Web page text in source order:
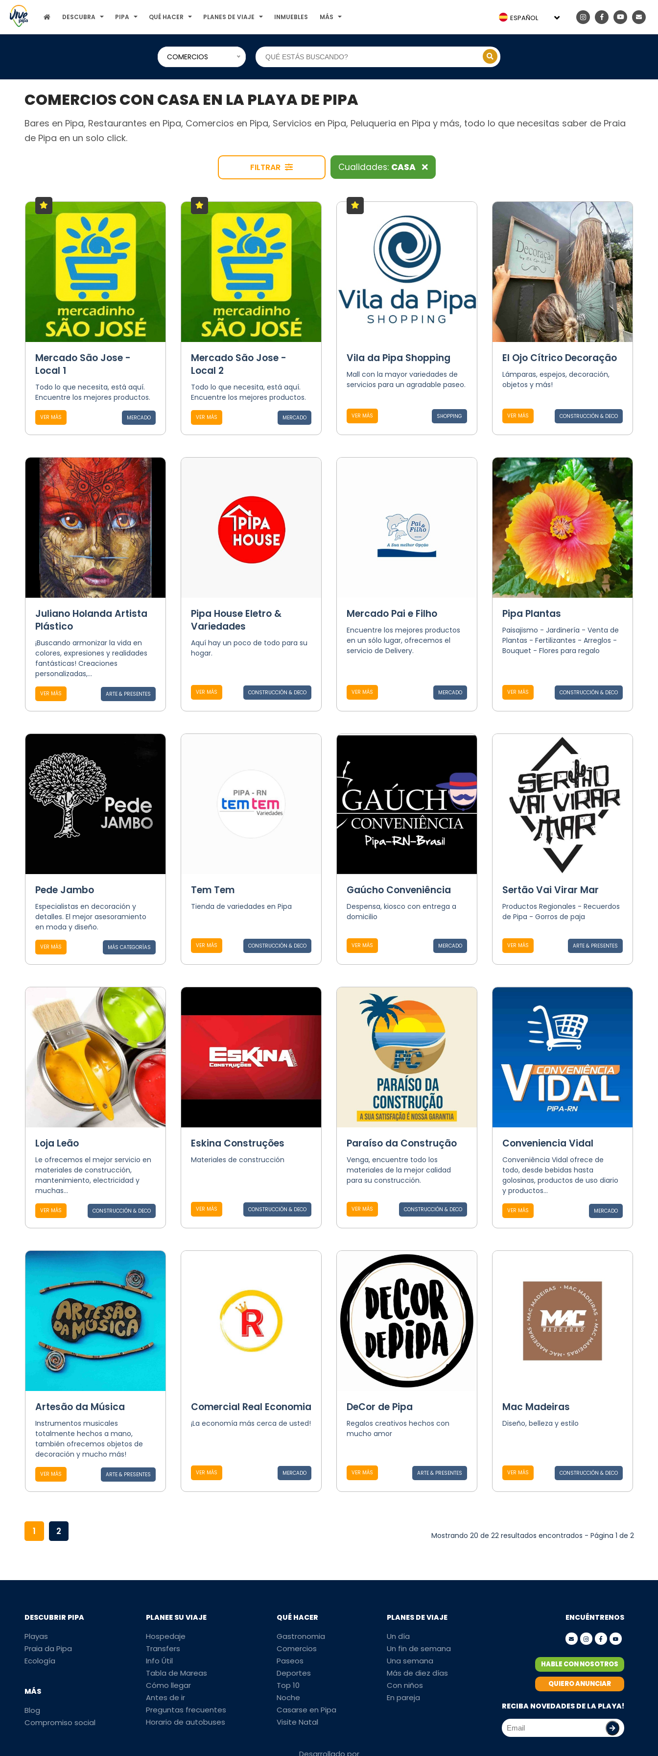
DESCUBRA PIPA QUÉ HACER PLANES DE VIAJE INMUEBLES MÁS ESPAÑOL
COMERCIOS
COMERCIOS CON CASA EN LA PLAYA DE PIPA
Bares en Pipa, Restaurantes en Pipa, Comercios en Pipa, Servicios en Pipa, Peluqueria en Pipa y más, todo lo que necesitas saber de Praia
de Pipa en un solo click.
FILTRAR Cualidades: CASA
Mercado São Jose -
Local 1
Todo lo que necesita, está aquí.
Encuentre los mejores productos.
VER MÁS MERCADO
Mercado São Jose -
Local 2
Todo lo que necesita, está aquí.
Encuentre los mejores productos.
VER MÁS MERCADO
Vila da Pipa Shopping
Mall con la mayor variedades de
servicios para un agradable paseo.
VER MÁS SHOPPING
El Ojo Cítrico Decoração
Lámparas, espejos, decoración,
objetos y más!
VER MÁS CONSTRUCCIÓN & DECO
Juliano Holanda Artista
Plástico
¡Buscando armonizar la vida en
colores, expresiones y realidades
fantásticas! Creaciones
personalizadas,...
VER MÁS ARTE & PRESENTES
Pipa House Eletro &
Variedades
Aquí hay un poco de todo para su
hogar.
VER MÁS CONSTRUCCIÓN & DECO
Mercado Pai e Filho
Encuentre los mejores productos
en un sólo lugar, ofrecemos el
servicio de Delivery.
VER MÁS MERCADO
Pipa Plantas
Paisajismo - Jardinería - Venta de
Plantas - Fertilizantes - Arreglos -
Bouquet - Flores para regalo
VER MÁS CONSTRUCCIÓN & DECO
Pede Jambo
Especialistas en decoración y
detalles. El mejor asesoramiento
en moda y diseño.
VER MÁS MÁS CATEGORÍAS
Tem Tem
Tienda de variedades en Pipa
VER MÁS CONSTRUCCIÓN & DECO
Gaúcho Conveniência
Despensa, kiosco con entrega a
domicilio
VER MÁS MERCADO
Sertão Vai Virar Mar
Productos Regionales - Recuerdos
de Pipa - Gorros de paja
VER MÁS ARTE & PRESENTES
Loja Leão
Le ofrecemos el mejor servicio en
materiales de construcción,
mantenimiento, electricidad y
muchas...
VER MÁS CONSTRUCCIÓN & DECO
Eskina Construções
Materiales de construcción
VER MÁS CONSTRUCCIÓN & DECO
Paraíso da Construção
Venga, encuentre todo los
materiales de la mejor calidad
para su construcción.
VER MÁS CONSTRUCCIÓN & DECO
Conveniencia Vidal
Conveniência Vidal ofrece de
todo, desde bebidas hasta
golosinas, productos de uso diario
y productos...
VER MÁS MERCADO
Artesão da Música
Instrumentos musicales
totalmente hechos a mano,
también ofrecemos objetos de
decoración y mucho más!
VER MÁS ARTE & PRESENTES
Comercial Real Economia
¡La economía más cerca de usted!
VER MÁS MERCADO
DeCor de Pipa
Regalos creativos hechos con
mucho amor
VER MÁS ARTE & PRESENTES
Mac Madeiras
Diseño, belleza y estilo
VER MÁS CONSTRUCCIÓN & DECO
1 2 Mostrando 20 de 22 resultados encontrados - Página 1 de 2
DESCUBRIR PIPA
Playas
Praia da Pipa
Ecología
MÁS
Blog
Compromiso social
PLANEE SU VIAJE
Hospedaje
Transfers
Info Útil
Tabla de Mareas
Cómo llegar
Antes de ir
Preguntas frecuentes
Horario de autobuses
QUÉ HACER
Gastronomia
Comercios
Paseos
Deportes
Top 10
Noche
Casarse en Pipa
Visite Natal
PLANES DE VIAJE
Un día
Un fin de semana
Una semana
Más de diez días
Con niños
En pareja
ENCUÉNTRENOS
HABLE CON NOSOTROS
QUIERO ANUNCIAR
RECIBA NOVEDADES DE LA PLAYA!
Desarrollado por